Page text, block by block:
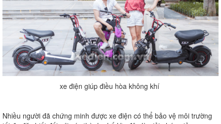
xe điện giúp điều hòa không khí
Nhiều người đã chứng minh được xe điện có thể bảo vệ môi trường